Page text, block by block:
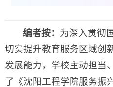
编者按： 为深入贯彻
切实提升教育服务区域创
发展能力，学校主动担当
了《沈阳工程学院服务振